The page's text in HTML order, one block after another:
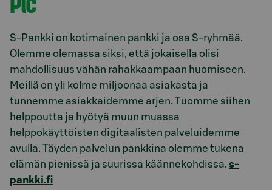
S-Pankki on kotimainen pankki ja osa S-ryhmää.
Olemme olemassa siksi, että jokaisella olisi
mahdollisuus vähän rahakkaampaan huomiseen.
Meillä on yli kolme miljoonaa asiakasta ja
tunnemme asiakkaidemme arjen. Tuomme siihen
helppoutta ja hyötyä muun muassa
helppokäyttöisten digitaalisten palveluidemme
avulla. Täyden palvelun pankkina olemme tukena
elämän pienissä ja suurissa käännekohdissa. s-
pankki.fi